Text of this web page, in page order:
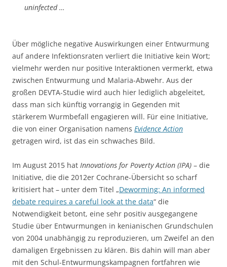
uninfected …
Über mögliche negative Auswirkungen einer Entwurmung
auf andere Infektionsraten verliert die Initiative kein Wort;
vielmehr werden nur positive Interaktionen vermerkt, etwa
zwischen Entwurmung und Malaria-Abwehr. Aus der
großen DEVTA-Studie wird auch hier lediglich abgeleitet,
dass man sich künftig vorrangig in Gegenden mit
stärkerem Wurmbefall engagieren will. Für eine Initiative,
die von einer Organisation namens Evidence Action
getragen wird, ist das ein schwaches Bild.
Im August 2015 hat Innovations for Poverty Action (IPA) – die
Initiative, die die 2012er Cochrane-Übersicht so scharf
kritisiert hat – unter dem Titel „Deworming: An informed
debate requires a careful look at the data“ die
Notwendigkeit betont, eine sehr positiv ausgegangene
Studie über Entwurmungen in kenianischen Grundschulen
von 2004 unabhängig zu reproduzieren, um Zweifel an den
damaligen Ergebnissen zu klären. Bis dahin will man aber
mit den Schul-Entwurmungskampagnen fortfahren wie